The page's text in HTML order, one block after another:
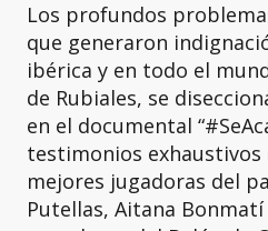
Los profundos
que generaron
ibérica y en todo el
de Rubiales, se
en el documental
testimonios exhaustivos
mejores jugadoras del
Putellas, Aitana